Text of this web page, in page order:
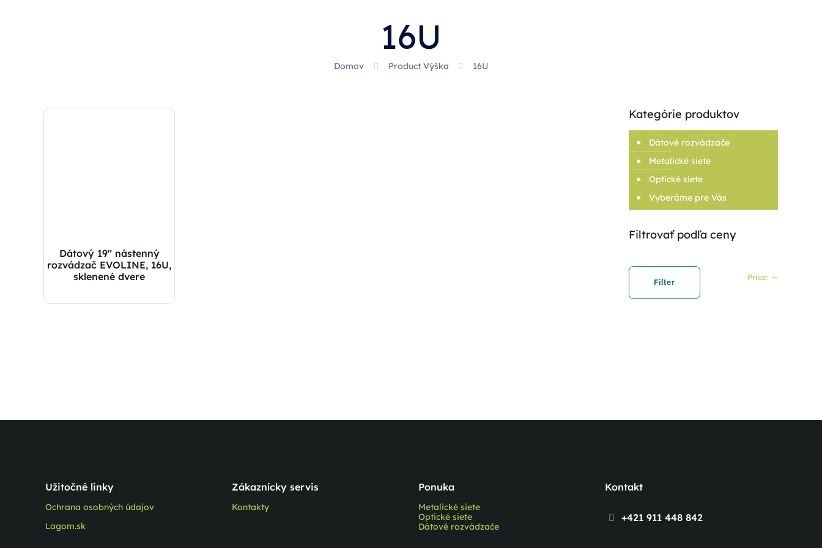
16U
Domov Product Výška 16U
Dátový 19″ nástenný
rozvádzač EVOLINE, 16U,
sklenené dvere
Kategórie produktov
Dátové rozvádzače
Metalické siete
Optické siete
Vyberáme pre Vás
Filtrovať podľa ceny
Min
Max
Filter
Price: —
Užitočné linky
Ochrana osobných údajov
Lagom.sk
Zákaznícky servis
Kontakty
Ponuka
Metalické siete
Optické siete
Dátové rozvádzače
Kontakt
+421 911 448 842